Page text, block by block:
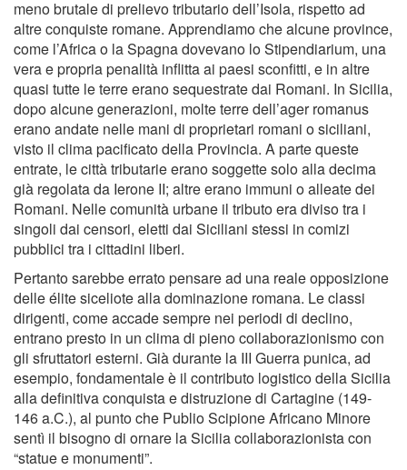
meno brutale di prelievo tributario dell’Isola, rispetto ad
altre conquiste romane. Apprendiamo che alcune province,
come l’Africa o la Spagna dovevano lo Stipendiarium, una
vera e propria penalità inflitta ai paesi sconfitti, e in altre
quasi tutte le terre erano sequestrate dai Romani. In Sicilia,
dopo alcune generazioni, molte terre dell’ager romanus
erano andate nelle mani di proprietari romani o siciliani,
visto il clima pacificato della Provincia. A parte queste
entrate, le città tributarie erano soggette solo alla decima
già regolata da Ierone II; altre erano immuni o alleate dei
Romani. Nelle comunità urbane il tributo era diviso tra i
singoli dai censori, eletti dai Siciliani stessi in comizi
pubblici tra i cittadini liberi.
Pertanto sarebbe errato pensare ad una reale opposizione
delle élite siceliote alla dominazione romana. Le classi
dirigenti, come accade sempre nei periodi di declino,
entrano presto in un clima di pieno collaborazionismo con
gli sfruttatori esterni. Già durante la III Guerra punica, ad
esempio, fondamentale è il contributo logistico della Sicilia
alla definitiva conquista e distruzione di Cartagine (149-
146 a.C.), al punto che Publio Scipione Africano Minore
sentì il bisogno di ornare la Sicilia collaborazionista con
“statue e monumenti”.